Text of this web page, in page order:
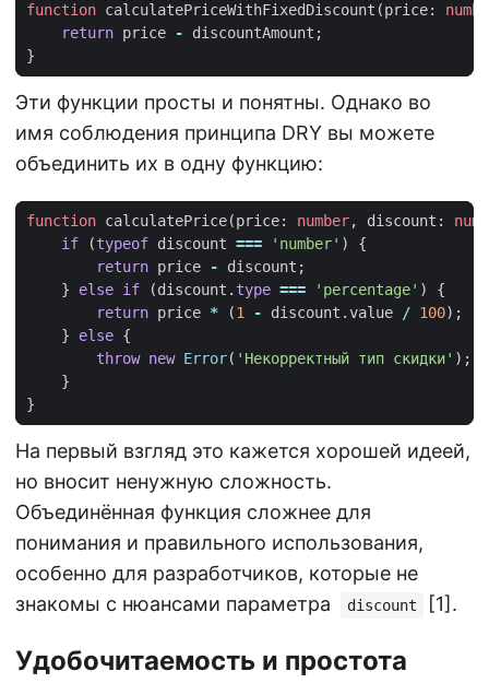
function calculatePriceWithFixedDiscount (price:
return price - discountAmount ;
}
Эти функции просты и понятны. Однако во
имя соблюдения принципа DRY вы можете
объединить их в одну функцию:
function calculatePrice(price: number, discount :
if
(typeof discount === 'number' )
{
return price - discount ;
}
else if (discount . type === 'percentage' )
{
return price * (1 - discount .value / 100);
}
else {
throw new Error( 'Некорректный тип скидки' );
}
}
На первый взгляд это кажется хорошей идеей,
но вносит ненужную сложность.
Объединённая функция сложнее для
понимания и правильного использования,
особенно для разработчиков, которые не
знакомы с нюансами параметра
discount [1].
Удобочитаемость и простота